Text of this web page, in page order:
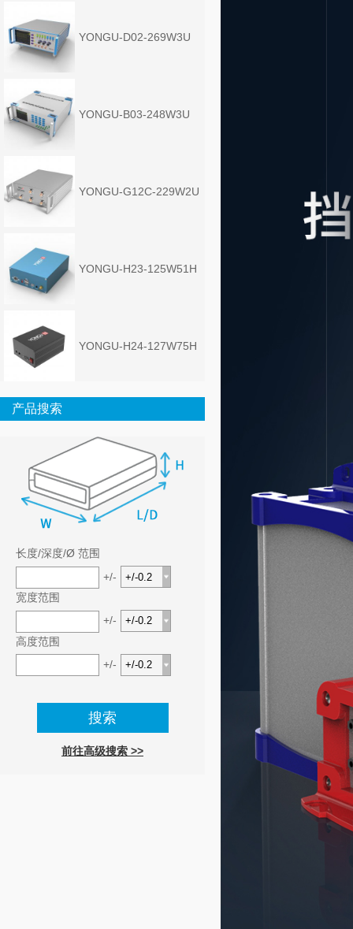
YONGU-D02-269W3U
YONGU-B03-248W3U
YONGU-G12C-229W2U
YONGU-H23-125W51H
YONGU-H24-127W75H
产品搜索
长度/深度/Ø 范围
+/-
宽度范围
+/-
高度范围
+/-
前往高级搜索 >>